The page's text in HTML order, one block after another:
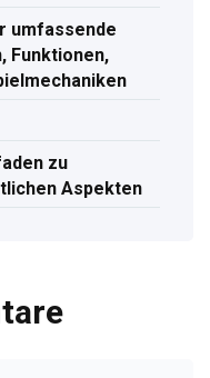
umfassende
Funktionen,
zu
Aspekten